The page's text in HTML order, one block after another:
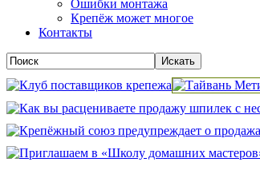
Ошибки монтажа
Крепёж может многое
Контакты